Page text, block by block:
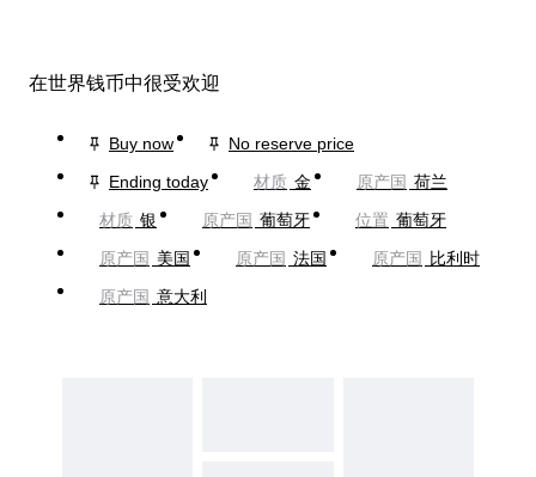
在世界钱币中很受欢迎
Buy now
No reserve price
Ending today
材质 金 原产国 荷兰
材质 银 原产国 葡萄牙 位置 葡萄牙
原产国 美国 原产国 法国 原产国
比利时
原产国 意大利